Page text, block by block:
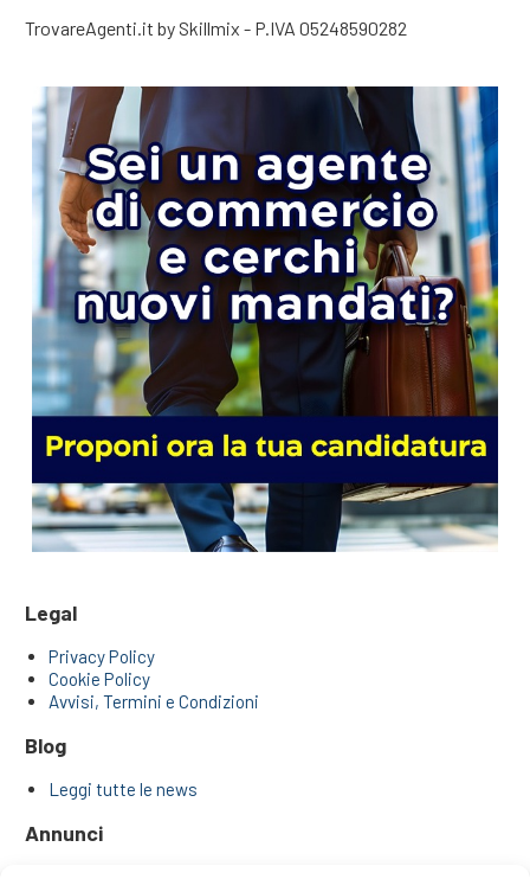
TrovareAgenti.it by Skillmix - P.IVA 05248590282
Legal
Privacy Policy
Cookie Policy
Avvisi, Termini e Condizioni
Blog
Leggi tutte le news
Annunci